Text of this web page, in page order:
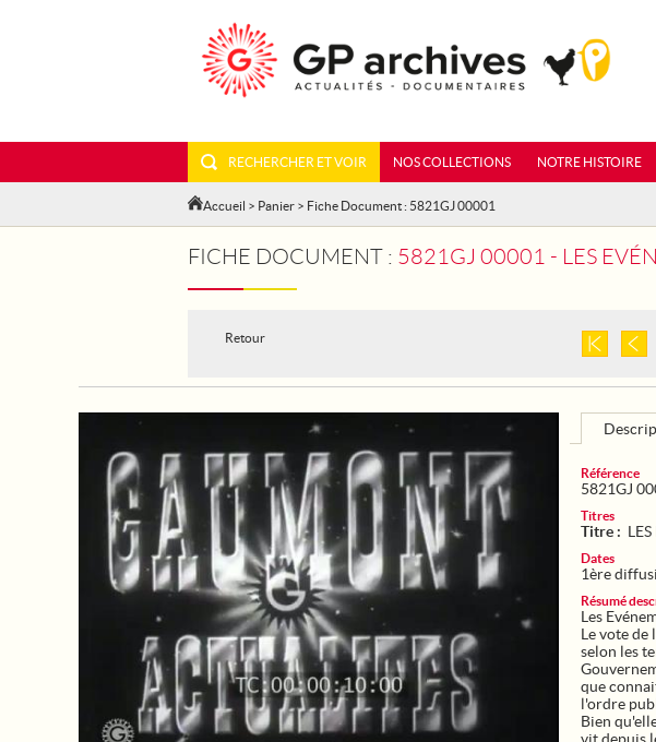
RECHERCHER ET VOIR NOS COLLECTIONS NOTRE HISTOIRE
Accueil > Panier > Fiche Document : 5821GJ 00001
FICHE DOCUMENT : 5821GJ 00001 - LES
Retour
Référence
5821GJ
Titres
Titre :
Dates
1ère
Résumé
Les
Le vote de
selon les
que
l'ordre
Bien